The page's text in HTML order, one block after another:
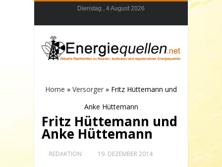
Dienstag , 4 August 2026
Home » Versorger » Fritz Hüttemann und
Anke Hüttemann
Fritz Hüttemann und
Anke Hüttemann
REDAKTION 19. DEZEMBER 2014